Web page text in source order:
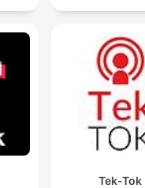
Tek-Tok